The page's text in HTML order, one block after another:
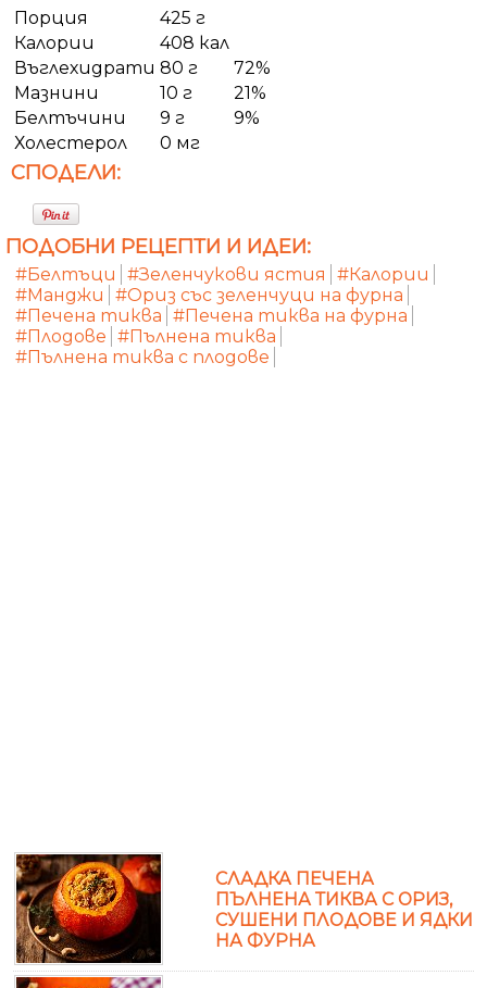
Порция
425 г
Калории
408 кал
Въглехидрати 80 г
72%
Мазнини
10 г
21%
Белтъчини
9 г
9%
Холестерол
0 мг
СПОДЕЛИ:
ПОДОБНИ РЕЦЕПТИ И ИДЕИ:
#Белтъци #Зеленчукови ястия
#Калории
#Манджи
#Ориз със зеленчуци на фурна
#Печена тиква #Печена тиква на фурна
#Плодове #Пълнена тиква
#Пълнена тиква с плодове
СЛАДКА ПЕЧЕНА
ПЪЛНЕНА ТИКВА С ОРИЗ,
СУШЕНИ ПЛОДОВЕ И ЯДКИ
НА ФУРНА